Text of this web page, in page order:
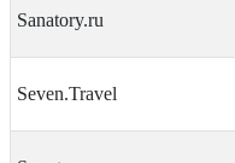
Sanatory.ru
Seven.Travel